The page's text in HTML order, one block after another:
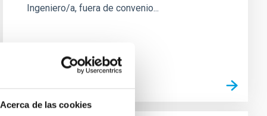
Acerca de las cookies
Ingeniero/a, fuera de convenio...